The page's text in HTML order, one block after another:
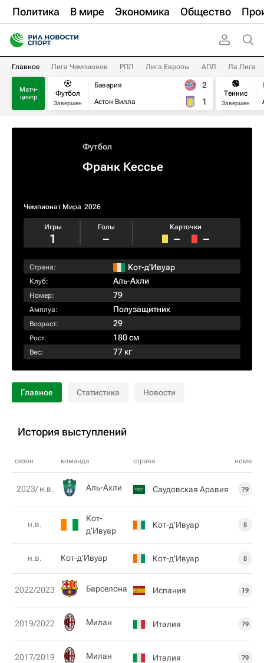
Политика В мире Экономика Общество
Главное Лига Чемпионов РПЛ Лига Европы АПЛ Ла Лига
Матч-
центр
Футбол
Завершен
Бавария
Астон Вилла
2
1
Теннис
Завершен
Футбол
Франк Кессье
Чемпионат Мира 2026
Игры
1
Голы
–
Карточки
– –
Страна: Кот-д'Ивуар
Клуб: Аль-Ахли
Номер: 79
Амплуа: Полузащитник
Возраст: 29
Рост: 180 см
Вес: 77 кг
Главное Статистика Новости
История выступлений
сезон команда страна номер
2023/ н.в. Аль-Ахли Саудовская Аравия 79
н.в.
Кот-
д’Ивуар
Кот-д'Ивуар 8
н.в. Кот-д’Ивуар Кот-д'Ивуар 8
2022/2023 Барселона Испания 19
2019/2022 Милан Италия 79
2017/2019 Милан Италия 79